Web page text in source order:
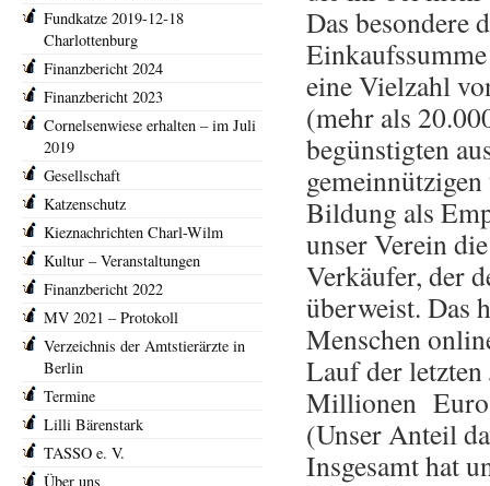
Das besondere
eine Vielzahl
(mehr als
begünstigten
Bildung als
unser Verein
Verkäufer, der
überweist. Das
Menschen
Lauf der letzten
Millionen Euro
(Unser Anteil
Insgesamt hat
Fundkatze 2019-12-18
Charlottenburg
Finanzbericht 2024
Finanzbericht 2023
Cornelsenwiese erhalten – im Juli
2019
Gesellschaft
Katzenschutz
Kieznachrichten Charl-Wilm
Kultur – Veranstaltungen
Finanzbericht 2022
MV 2021 – Protokoll
Verzeichnis der Amtstierärzte in
Berlin
Termine
Lilli Bärenstark
TASSO e. V.
Über uns